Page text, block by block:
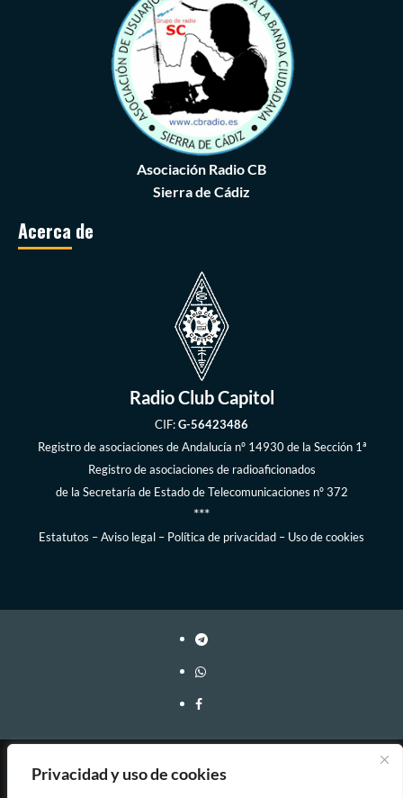
Privacidad y uso de cookies
Asociación Radio CB
Sierra de Cádiz
Acerca de
Radio Club Capitol
CIF:G-56423486
Registro de asociaciones de Andalucía nº 14930 de la Sección 1ª
Registro de asociaciones de radioaficionados
de la Secretaría de Estado de Telecomunicaciones nº 372
***
Estatutos –Aviso legal – Política de privacidad – Uso de cookies
Webmaster: EA7FY Copyleft, 2023-2026